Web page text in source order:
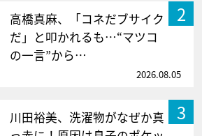
2
高橋真麻、「コネだブサイク
だ」と叩かれるも…“マツコ
の一言”から…
2026.08.05
3
川田裕美、洗濯物がなぜか真